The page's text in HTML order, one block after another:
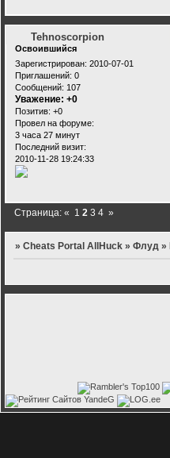
Tehnoscorpion
Освоившийся
Зарегистрирован: 2010-07-01
Приглашений: 0
Сообщений: 107
Уважение: +0
Позитив: +0
Провел на форуме:
3 часа 27 минут
Последний визит:
2010-11-28 19:24:33
Страница:« 1 2 3 4 »
»Cheats Portal AllHuck »Флуд »